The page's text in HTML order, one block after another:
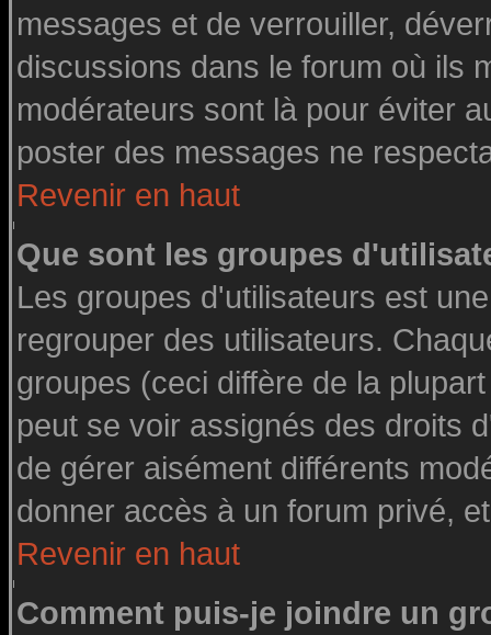
messages et de verrouiller,
discussions dans le forum où ils
modérateurs sont là pour éviter
poster des messages ne
Revenir en haut
Que sont les groupes
Les groupes d'utilisateurs est
regrouper des utilisateurs.
groupes (ceci diffère de la
peut se voir assignés des droits
de gérer aisément différents
donner accès à un forum privé,
Revenir en haut
Comment puis-je joindre un